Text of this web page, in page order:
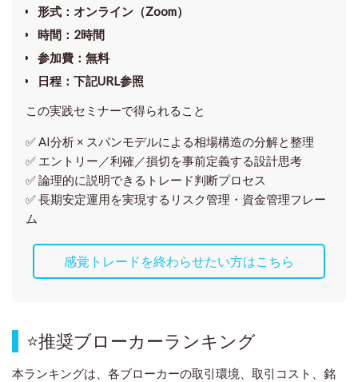
形式：オンライン（Zoom）
時間：2時間
参加費：無料
日程：下記URL参照
この実践セミナーで得られること
✅ AI分析 × スパンモデルによる相場構造の分解と整理
✅ エントリー／利確／損切を事前定義する設計思考
✅ 論理的に説明できるトレード判断プロセス
✅ 長期安定運用を実現するリスク管理・資金管理フレー
ム
感覚トレードを終わらせたい方はこちら
⭐推奨ブローカーランキング
本ランキングは、各ブローカーの取引環境、取引コスト、銘